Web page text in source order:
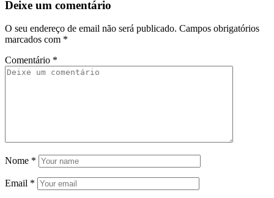
Deixe um comentário
O seu endereço de email não será publicado. Campos obrigatórios
marcados com *
Comentário *
Nome *
Email *